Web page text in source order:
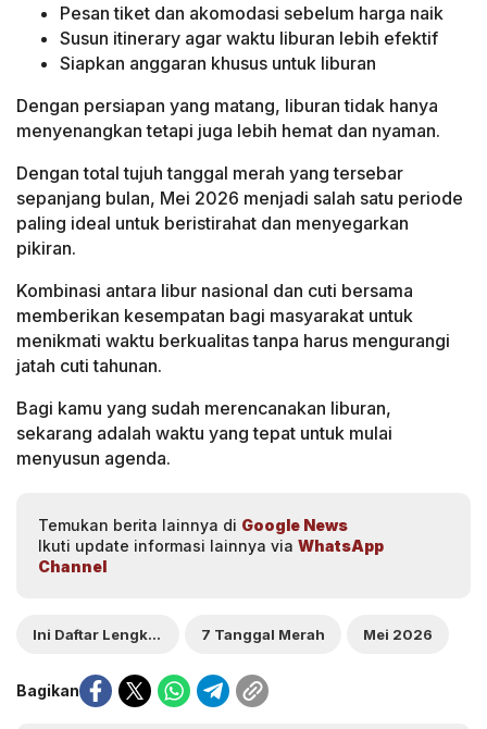
Pesan tiket dan akomodasi sebelum harga naik
Susun itinerary agar waktu liburan lebih efektif
Siapkan anggaran khusus untuk liburan
Dengan persiapan yang matang, liburan tidak hanya
menyenangkan tetapi juga lebih hemat dan nyaman.
Dengan total tujuh tanggal merah yang tersebar
sepanjang bulan, Mei 2026 menjadi salah satu periode
paling ideal untuk beristirahat dan menyegarkan
pikiran.
Kombinasi antara libur nasional dan cuti bersama
memberikan kesempatan bagi masyarakat untuk
menikmati waktu berkualitas tanpa harus mengurangi
jatah cuti tahunan.
Bagi kamu yang sudah merencanakan liburan,
sekarang adalah waktu yang tepat untuk mulai
menyusun agenda.
Temukan berita lainnya di Google News
Ikuti update informasi lainnya via WhatsApp
Channel
Ini Daftar Lengkap 7 Tanggal Merah Mei 2026
Bagikan